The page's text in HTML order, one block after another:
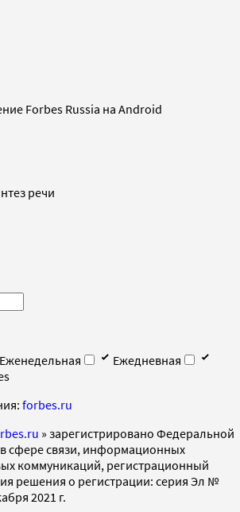
Forbes Russia на Android
речи
Еженедельная
Ежедневная
forbes.ru
» зарегистрировано Федеральной
сфере связи, информационных
коммуникаций, регистрационный
решения о регистрации: серия Эл №
2021 г.